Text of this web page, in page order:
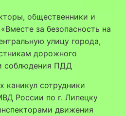
общественники и
за безопасность на
улицу города,
дорожного
соблюдения ПДД
каникул сотрудники
России по г. Липецку
движения